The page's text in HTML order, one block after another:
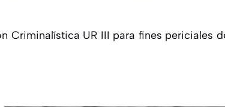
Criminalística UR III para fines periciales